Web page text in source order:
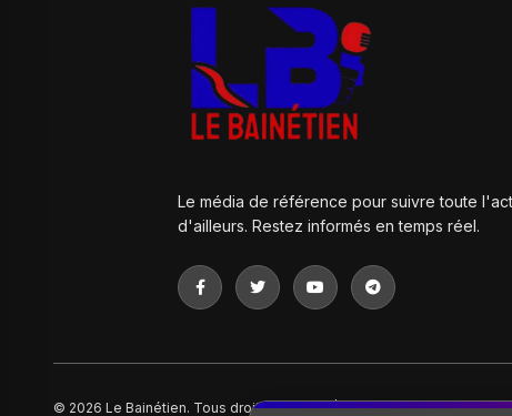
Le média de référence pour suivre toute
d'ailleurs. Restez informés en temps réel.
© 2026 Le Bainétien. Tous droits réservés | Site développé par:Saul